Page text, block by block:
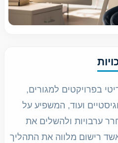
בפרויקטים למגורים,
ועוד, המשפיע על
ערבויות ולהשלים את
רישום מלווה את התהליך